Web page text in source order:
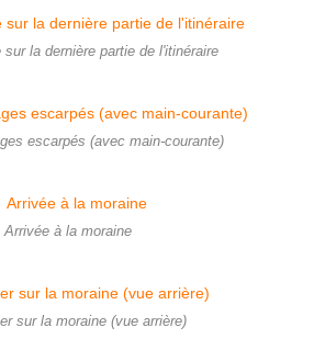
sur la dernière partie de l'itinéraire
escarpés (avec main-courante)
Arrivée à la moraine
sur la moraine (vue arrière)